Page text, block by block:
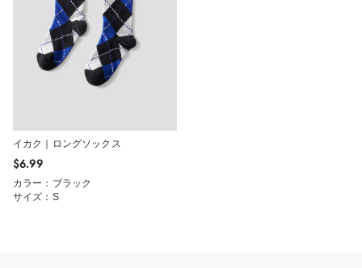
イカク｜ロングソックス
$‌6.99
カラー：ブラック
サイズ：S